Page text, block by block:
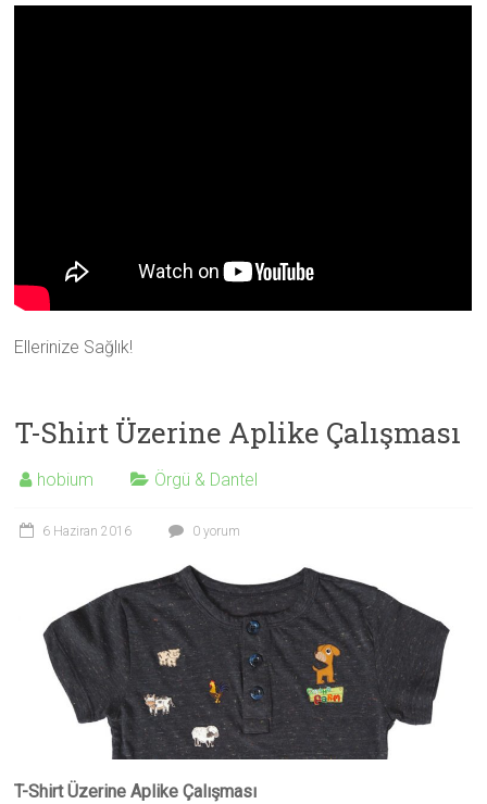
Ellerinize Sağlık!
T-Shirt Üzerine Aplike Çalışması
hobium Örgü & Dantel
6 Haziran 2016 0 yorum
T-Shirt Üzerine Aplike Çalışması